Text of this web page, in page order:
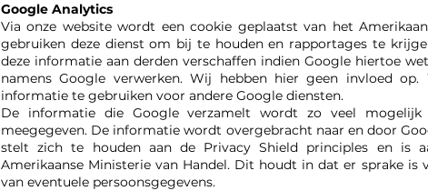
Google Analytics
Via onze website wordt een cookie geplaatst van het
gebruiken deze dienst om bij te houden en rapportages te
deze informatie aan derden verschaffen indien Google hiertoe
namens Google verwerken. Wij hebben hier geen invloed
informatie te gebruiken voor andere Google diensten.
De informatie die Google verzamelt wordt zo veel
meegegeven. De informatie wordt overgebracht naar en door
stelt zich te houden aan de Privacy Shield principles en is
Amerikaanse Ministerie van Handel. Dit houdt in dat er sprake is
van eventuele persoonsgegevens.